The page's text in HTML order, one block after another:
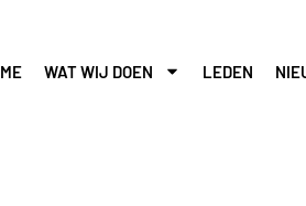
WAT WIJ DOEN LEDEN